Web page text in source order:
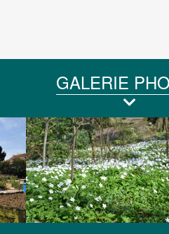
GALERIE